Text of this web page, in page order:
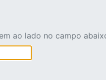
ao lado no campo